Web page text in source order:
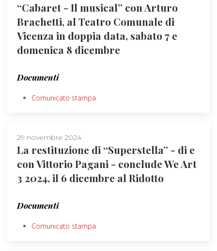
“Cabaret - Il musical” con Arturo
Brachetti, al Teatro Comunale di
Vicenza in doppia data, sabato 7 e
domenica 8 dicembre
Documenti
Comunicato stampa
29 novembre 2024
La restituzione di “Superstella” - di e
con Vittorio Pagani - conclude We Art
3 2024, il 6 dicembre al Ridotto
Documenti
Comunicato stampa